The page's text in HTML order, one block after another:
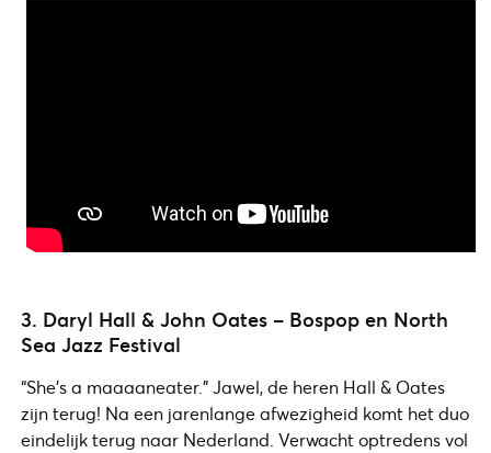
3. Daryl Hall & John Oates – Bospop en North
Sea Jazz Festival
“She’s a maaaaneater.” Jawel, de heren Hall & Oates
zijn terug! Na een jarenlange afwezigheid komt het duo
eindelijk terug naar Nederland. Verwacht optredens vol